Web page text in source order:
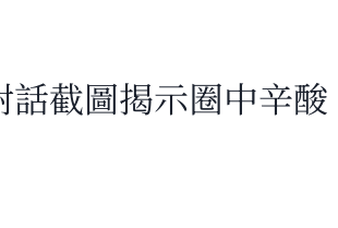
截圖揭示圈中辛酸